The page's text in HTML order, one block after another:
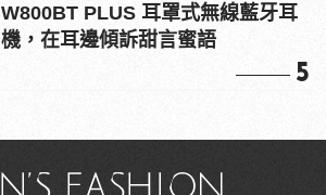
W800BT PLUS 耳罩式無線藍牙耳
機，在耳邊傾訴甜言蜜語
5